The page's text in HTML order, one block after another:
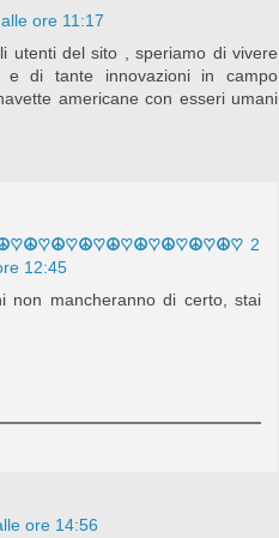
ore 11:17
utenti del sito , speriamo di vivere
di tante innovazioni in campo
americane con esseri umani
2
12:45
non mancheranno di certo, stai
ore 14:56